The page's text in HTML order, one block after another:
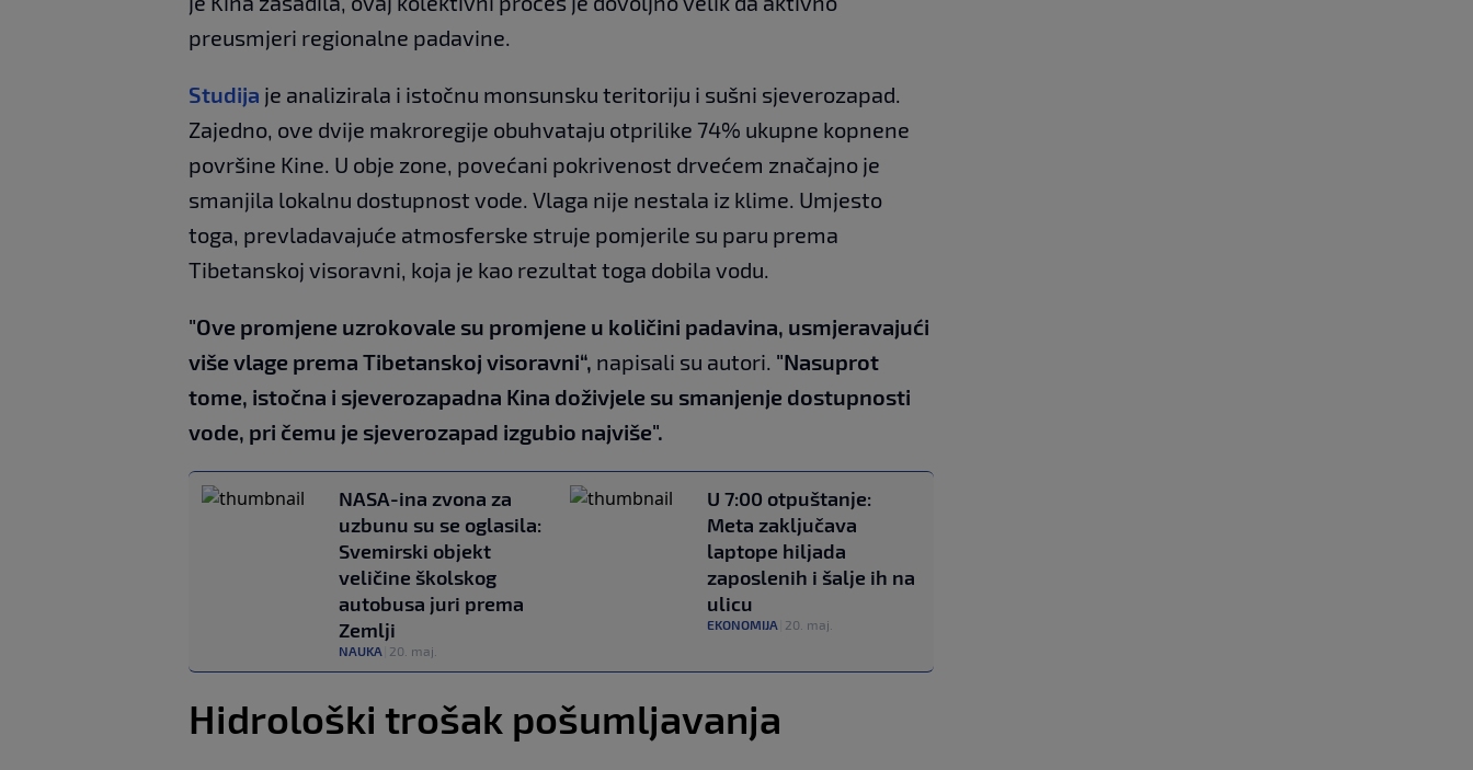
preusmjeri regionalne padavine.
Studija je analizirala i istočnu monsunsku teritoriju i sušni sjeverozapad.
Zajedno, ove dvije makroregije obuhvataju otprilike 74% ukupne kopnene
površine Kine. U obje zone, povećani pokrivenost drvećem značajno je
smanjila lokalnu dostupnost vode. Vlaga nije nestala iz klime. Umjesto
toga, prevladavajuće atmosferske struje pomjerile su paru prema
Tibetanskoj visoravni, koja je kao rezultat toga dobila vodu.
"Ove promjene uzrokovale su promjene u količini padavina, usmjeravajući
više vlage prema Tibetanskoj visoravni“, napisali su autori. "Nasuprot
tome, istočna i sjeverozapadna Kina doživjele su smanjenje dostupnosti
vode, pri čemu je sjeverozapad izgubio najviše".
NASA-ina zvona za
uzbunu su se oglasila:
Svemirski objekt
veličine školskog
autobusa juri prema
Zemlji
NAUKA 20. maj.
U 7:00 otpuštanje:
Meta zaključava
laptope hiljada
zaposlenih i šalje ih na
ulicu
EKONOMIJA 20. maj.
Hidrološki trošak pošumljavanja